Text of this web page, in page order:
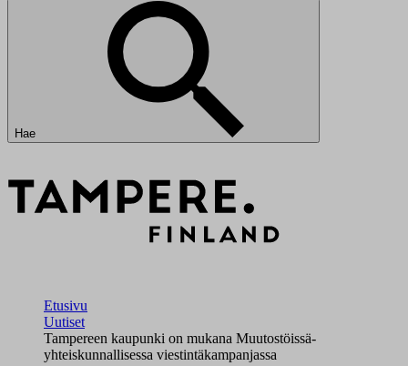
Hae
Etusivu
Uutiset
Tampereen kaupunki on mukana Muutostöissä-
yhteiskunnallisessa viestintäkampanjassa